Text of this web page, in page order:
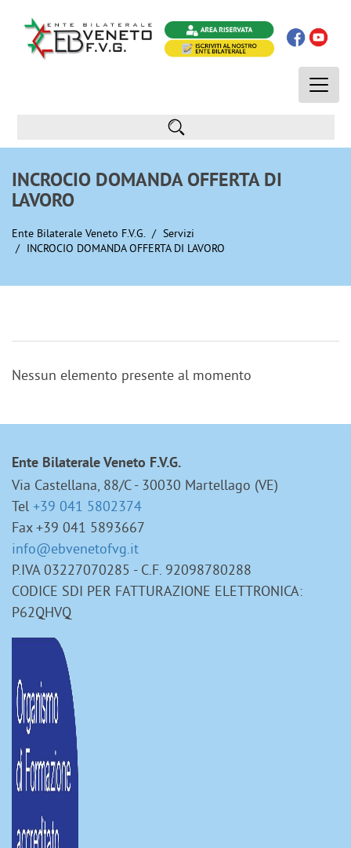
Toggle
INCROCIO DOMANDA OFFERTA DI
LAVORO
Ente Bilaterale Veneto F.V.G.
Servizi
INCROCIO DOMANDA OFFERTA DI LAVORO
Nessun elemento presente al momento
Ente Bilaterale Veneto F.V.G.
Via Castellana, 88/C - 30030 Martellago (VE)
Tel +39 041 5802374
Fax +39 041 5893667
info@ebvenetofvg.it
P.IVA 03227070285 - C.F. 92098780288
CODICE SDI PER FATTURAZIONE ELETTRONICA:
P62QHVQ